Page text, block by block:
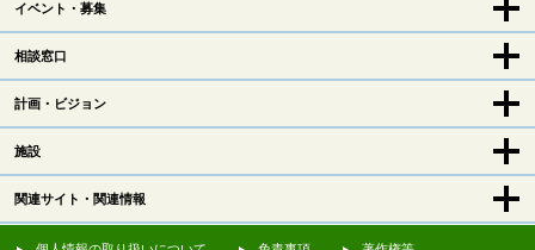
イベント・募集
相談窓口
計画・ビジョン
施設
関連サイト・関連情報